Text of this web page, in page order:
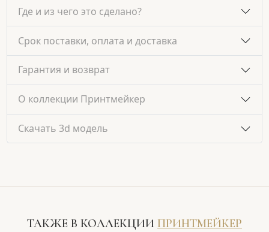
Где и из чего это сделано?
Срок поставки, оплата и доставка
Гарантия и возврат
О коллекции Принтмейкер
Скачать 3d модель
ТАКЖЕ В КОЛЛЕКЦИИ ПРИНТМЕЙКЕР